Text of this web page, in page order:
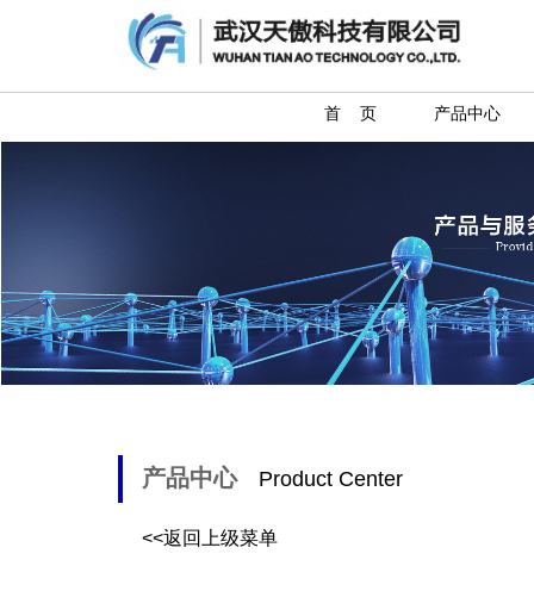
首 页 产品中心
产品中心 Product Center
<<返回上级菜单